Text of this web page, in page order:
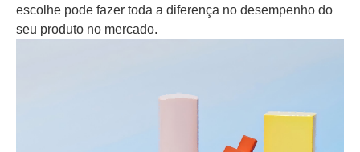
escolhe pode fazer toda a diferença no desempenho do
seu produto no mercado.